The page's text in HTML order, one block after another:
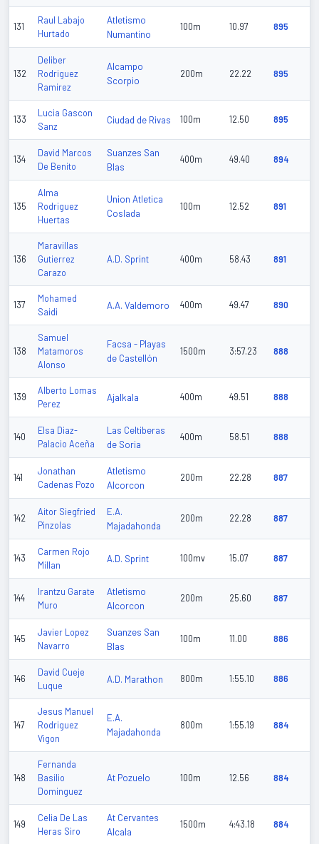
131
Raul Labajo
Hurtado
Atletismo
Numantino
100m 10.97 895
132
Deliber
Rodriguez
Ramirez
Alcampo
Scorpio
200m 22.22 895
133
Lucia Gascon
Sanz
Ciudad de Rivas 100m 12.50 895
134
David Marcos
De Benito
Suanzes San
Blas
400m 49.40 894
135
Alma
Rodriguez
Huertas
Union Atletica
Coslada
100m 12.52 891
136
Maravillas
Gutierrez
Carazo
A.D. Sprint 400m 58.43 891
137
Mohamed
Saidi
A.A. Valdemoro 400m 49.47 890
138
Samuel
Matamoros
Alonso
Facsa - Playas
de Castellón
1500m 3:57.23 888
139
Alberto Lomas
Perez
Ajalkala 400m 49.51 888
140
Elsa Diaz-
Palacio Aceña
Las Celtiberas
de Soria
400m 58.51 888
141
Jonathan
Cadenas Pozo
Atletismo
Alcorcon
200m 22.28 887
142
Aitor Siegfried
Pinzolas
E.A.
Majadahonda
200m 22.28 887
143
Carmen Rojo
Millan
A.D. Sprint 100mv 15.07 887
144
Irantzu Garate
Muro
Atletismo
Alcorcon
200m 25.60 887
145
Javier Lopez
Navarro
Suanzes San
Blas
100m 11.00 886
146
David Cueje
Luque
A.D. Marathon 800m 1:55.10 886
147
Jesus Manuel
Rodriguez
Vigon
E.A.
Majadahonda
800m 1:55.19 884
148
Fernanda
Basilio
Dominguez
At Pozuelo 100m 12.56 884
149
Celia De Las
Heras Siro
At Cervantes
Alcala
1500m 4:43.18 884